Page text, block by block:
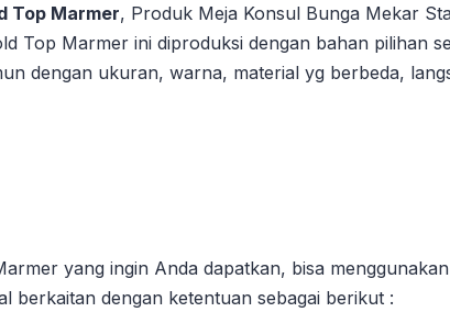
Top Marmer, Produk Meja Konsul Bunga Mekar
Top Marmer ini diproduksi dengan bahan pilihan
dengan ukuran, warna, material yg berbeda,
yang ingin Anda dapatkan, bisa
berkaitan dengan ketentuan sebagai berikut :